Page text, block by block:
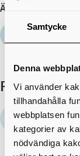
Samtycke
Denna
Vi använder
tillhandahålla
webbplatsen
kategorier av
nödvändiga
Ämnen
Trygghet
Relaterad
Varningssystem